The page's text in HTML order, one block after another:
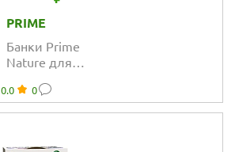
PRIME
Банки Prime
Nature для
и сурими в желе
0.0 0